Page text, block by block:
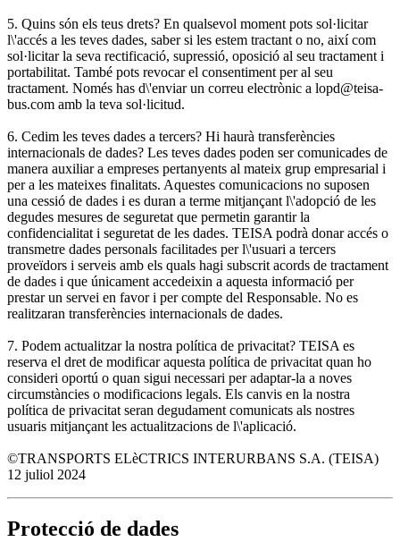
5. Quins són els teus drets? En qualsevol moment pots sol·licitar
l\'accés a les teves dades, saber si les estem tractant o no, així com
sol·licitar la seva rectificació, supressió, oposició al seu tractament i
portabilitat. També pots revocar el consentiment per al seu
tractament. Només has d\'enviar un correu electrònic a lopd@teisa-
bus.com amb la teva sol·licitud.
6. Cedim les teves dades a tercers? Hi haurà transferències
internacionals de dades? Les teves dades poden ser comunicades de
manera auxiliar a empreses pertanyents al mateix grup empresarial i
per a les mateixes finalitats. Aquestes comunicacions no suposen
una cessió de dades i es duran a terme mitjançant l\'adopció de les
degudes mesures de seguretat que permetin garantir la
confidencialitat i seguretat de les dades. TEISA podrà donar accés o
transmetre dades personals facilitades per l\'usuari a tercers
proveïdors i serveis amb els quals hagi subscrit acords de tractament
de dades i que únicament accedeixin a aquesta informació per
prestar un servei en favor i per compte del Responsable. No es
realitzaran transferències internacionals de dades.
7. Podem actualitzar la nostra política de privacitat? TEISA es
reserva el dret de modificar aquesta política de privacitat quan ho
consideri oportú o quan sigui necessari per adaptar-la a noves
circumstàncies o modificacions legals. Els canvis en la nostra
política de privacitat seran degudament comunicats als nostres
usuaris mitjançant les actualitzacions de l\'aplicació.
©TRANSPORTS ELèCTRICS INTERURBANS S.A. (TEISA)
12 juliol 2024
Protecció de dades